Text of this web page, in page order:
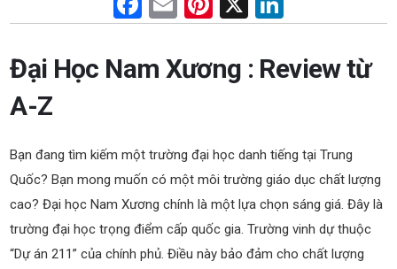
a
ce
b
o
k
m
ail
nt
er
es
n
ke
dI
Đại Học Nam Xương : Review từ
A-Z
Bạn đang tìm kiếm một trường đại học danh tiếng tại Trung
Quốc? Bạn mong muốn có một môi trường giáo dục chất lượng
cao? Đại học Nam Xương chính là một lựa chọn sáng giá. Đây là
trường đại học trọng điểm cấp quốc gia. Trường vinh dự thuộc
“Dự án 211” của chính phủ. Điều này bảo đảm cho chất lượng